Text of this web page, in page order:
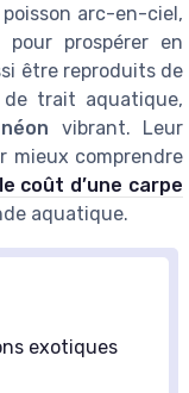
arc-en-ciel,
prospérer en
être reproduits de
trait aquatique,
vibrant. Leur
mieux comprendre
coût d’une carpe
aquatique.
exotiques